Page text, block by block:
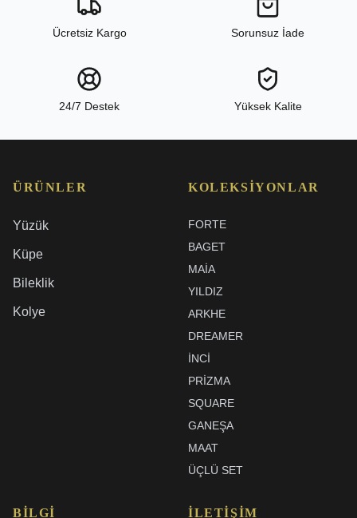
Ücretsiz Kargo Sorunsuz İade
24/7 Destek Yüksek Kalite
ÜRÜNLER
Yüzük
Küpe
Bileklik
Kolye
KOLEKSIYONLAR
FORTE
BAGET
MAIA
YILDIZ
ARKHE
DREAMER
İNCI
PRIZMA
SQUARE
GANEŞA
MAAT
ÜÇLÜ SET
BILGI İLETIŞIM